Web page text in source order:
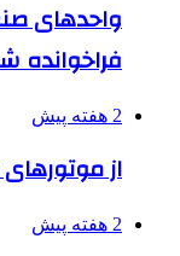
واحدهای
فراخوانده
2 هفته پیش
از
2 هفته پیش